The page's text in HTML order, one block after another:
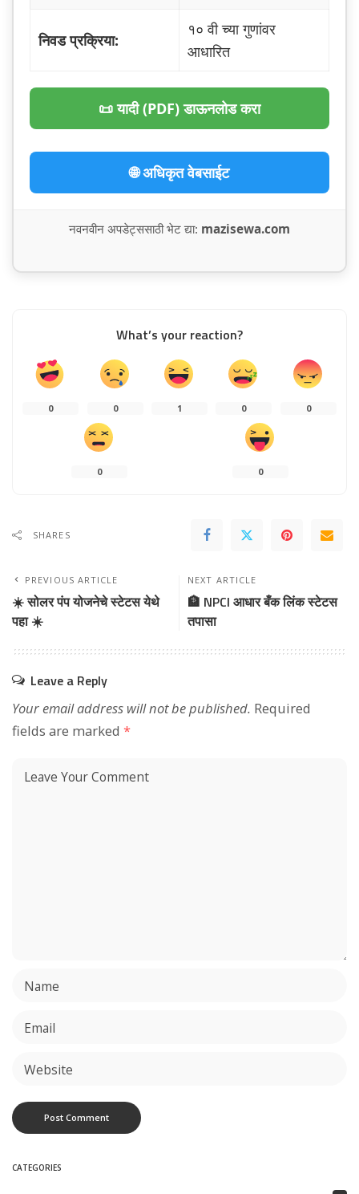
निवड प्रक्रिया:
१० वी च्या गुणांवर
आधारित
📜 यादी (PDF) डाऊनलोड करा
🌐 अधिकृत वेबसाईट
नवनवीन अपडेट्ससाठी भेट द्या: mazisewa.com
What’s your reaction?
0 0 1 0 0
0 0
SHARES
PREVIOUS ARTICLE
☀️ सोलर पंप योजनेचे स्टेटस येथे
पहा ☀️
NEXT ARTICLE
🏦 NPCI आधार बँक लिंक स्टेटस
तपासा
Leave a Reply
Your email address will not be published. Required
fields are marked *
CATEGORIES